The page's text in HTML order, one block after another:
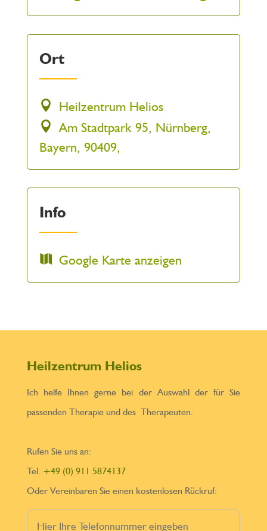
Ort
Heilzentrum Helios
Am Stadtpark 95, Nürnberg,
Bayern, 90409,
Info
Google Karte anzeigen
Heilzentrum Helios
Ich helfe Ihnen gerne bei der Auswahl der für Sie
passenden Therapie und des Therapeuten.
Rufen Sie uns an:
Tel. +49 (0) 911 5874137
Oder Vereinbaren Sie einen kostenlosen Rückruf: